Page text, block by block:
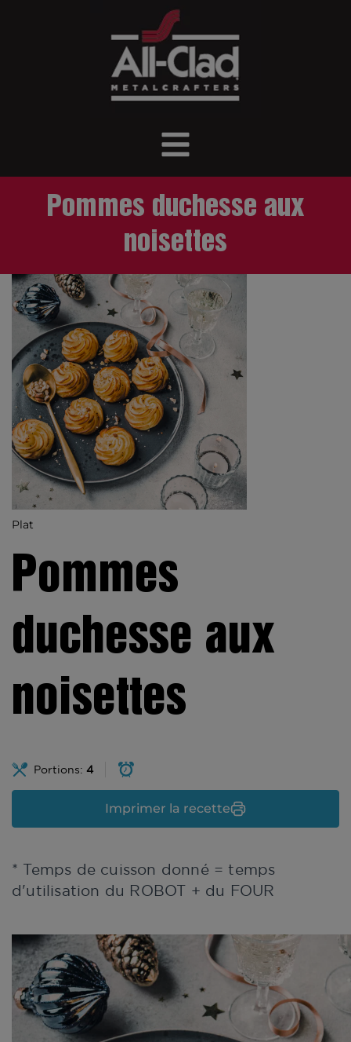
Pommes duchesse aux
noisettes
Plat
Pommes
duchesse aux
noisettes
Portions: 4
Imprimer la recette
* Temps de cuisson donné = temps
d'utilisation du ROBOT + du FOUR